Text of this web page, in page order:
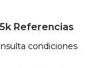
Referencias
condiciones